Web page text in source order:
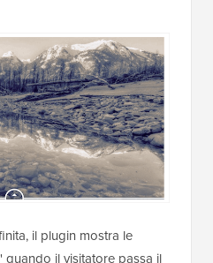
il plugin mostra le
il visitatore passa il